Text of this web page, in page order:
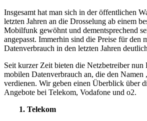
Insgesamt hat man sich in der öffentlichen
letzten Jahren an die Drosselung ab einem
Mobilfunk gewöhnt und dementsprechend
angepasst. Immerhin sind die Preise für den
Datenverbrauch in den letzten Jahren
Seit kurzer Zeit bieten die Netzbetreiber nun
mobilen Datenverbrauch an, die den Namen
verdienen. Wir geben einen Überblick über
Angebote bei Telekom, Vodafone und o2.
1. Telekom